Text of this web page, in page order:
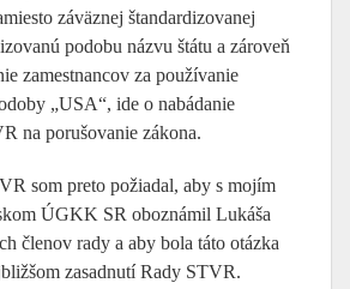
záväznej štandardizovanej
podobu názvu štátu a zároveň
zamestnancov za používanie
„USA“, ide o nabádanie
na porušovanie zákona.
som preto požiadal, aby s mojím
ÚGKK SR oboznámil Lukáša
členov rady a aby bola táto otázka
zasadnutí Rady STVR.